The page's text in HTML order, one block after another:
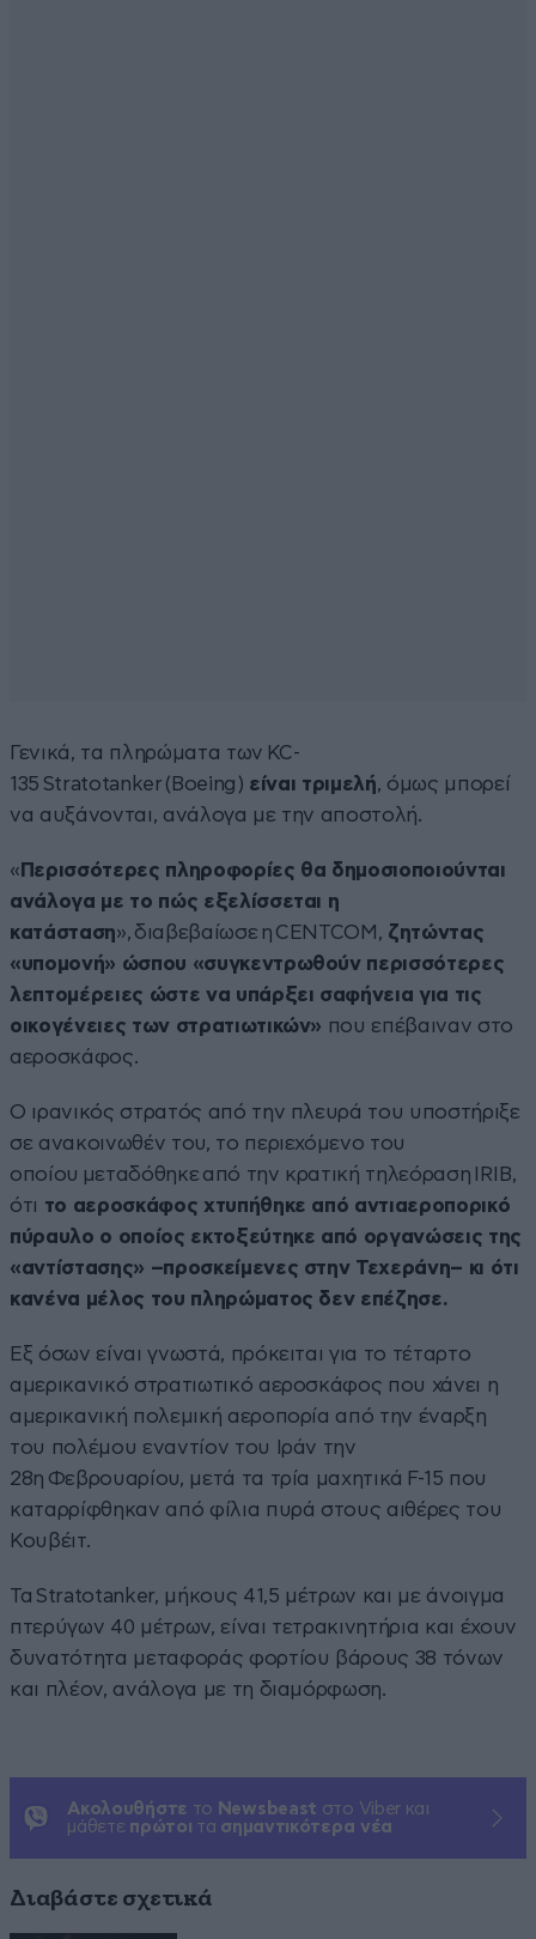
Γενικά, τα πληρώματα των KC-
135 Stratotanker (Boeing) είναι τριμελή, όμως μπορεί
να αυξάνονται, ανάλογα με την αποστολή.
« Περισσότερες πληροφορίες θα δημοσιοποιούνται
ανάλογα με το πώς εξελίσσεται η
κατάσταση», διαβεβαίωσε η CENTCOM, ζητώντας
«υπομονή» ώσπου «συγκεντρωθούν περισσότερες
λεπτομέρειες ώστε να υπάρξει σαφήνεια για τις
οικογένειες των στρατιωτικών» που επέβαιναν στο
αεροσκάφος.
Ο ιρανικός στρατός από την πλευρά του υποστήριξε
σε ανακοινωθέν του, το περιεχόμενο του
οποίου μεταδόθηκε από την κρατική τηλεόραση IRIB,
ότι το αεροσκάφος χτυπήθηκε από αντιαεροπορικό
πύραυλο ο οποίος εκτοξεύτηκε από οργανώσεις της
«αντίστασης» –προσκείμενες στην Τεχεράνη– κι ότι
κανένα μέλος του πληρώματος δεν επέζησε.
Εξ όσων είναι γνωστά, πρόκειται για το τέταρτο
αμερικανικό στρατιωτικό αεροσκάφος που χάνει η
αμερικανική πολεμική αεροπορία από την έναρξη
του πολέμου εναντίον του Ιράν την
28η Φεβρουαρίου, μετά τα τρία μαχητικά F-15 που
καταρρίφθηκαν από φίλια πυρά στους αιθέρες του
Κουβέιτ.
Τα Stratotanker, μήκους 41,5 μέτρων και με άνοιγμα
πτερύγων 40 μέτρων, είναι τετρακινητήρια και έχουν
δυνατότητα μεταφοράς φορτίου βάρους 38 τόνων
και πλέον, ανάλογα με τη διαμόρφωση.
Ακολουθήστε το Newsbeast στο Viber και
μάθετε πρώτοι τα σημαντικότερα νέα
Διαβάστε σχετικά